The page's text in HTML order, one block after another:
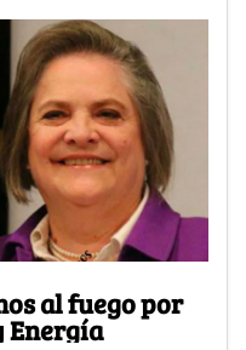
al fuego por
Energía